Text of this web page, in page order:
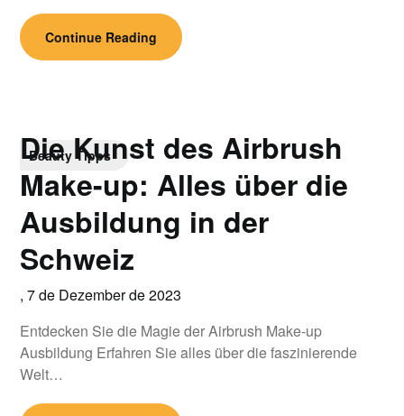
Continue Reading
Beauty Tipps
Die Kunst des Airbrush
Make-up: Alles über die
Ausbildung in der
Schweiz
,7 de Dezember de 2023
Entdecken Sie die Magie der Airbrush Make-up
Ausbildung Erfahren Sie alles über die faszinierende
Welt…